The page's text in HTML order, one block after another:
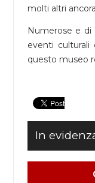
molti altri
Numerose e
eventi culturali
questo museo
In